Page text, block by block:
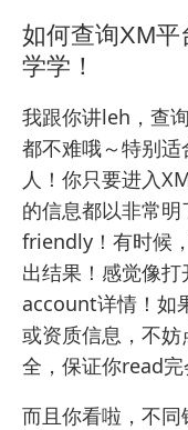
如何查询XM
学学！
我跟你讲leh，查
都不难哦～特别
人！你只要进入
的信息都以非常
friendly！有时候
出结果！感觉像
account详情！如
或资质信息，不妨
全，保证你read完
而且你看啦，不